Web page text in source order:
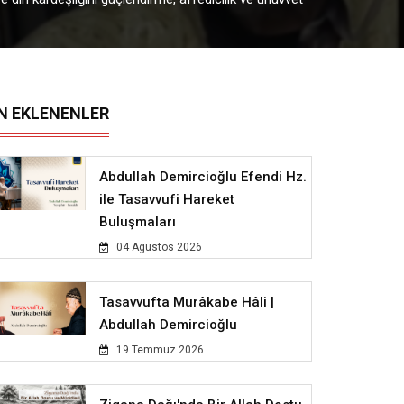
EKLENENLER
Abdullah Demircioğlu Efendi Hz.
ile Tasavvufi Hareket
Buluşmaları
04 Agustos 2026
Tasavvufta Murâkabe Hâli |
Abdullah Demircioğlu
19 Temmuz 2026